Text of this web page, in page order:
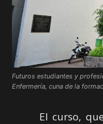
Futuros estudiantes y
Enfermería, cuna de la
El curso, que